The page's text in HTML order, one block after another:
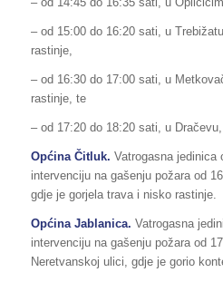
– od 15:00 do 16:20 sati, u
rastinje,
– od 16:30 do 17:00 sati, u
rastinje, te
– od 17:20 do 18:20 sati, u
Općina Čitluk. Vatrogasna jedinica
intervenciju na gašenju požara od
gdje je gorjela trava i nisko rastinje.
Općina Jablanica. Vatrogasna
intervenciju na gašenju požara od
Neretvanskoj ulici, gdje je gorio